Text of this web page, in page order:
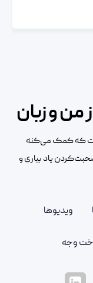
و زبان
که کمک می‌کنه
یاد بیاری و
ویدیوها
وجه